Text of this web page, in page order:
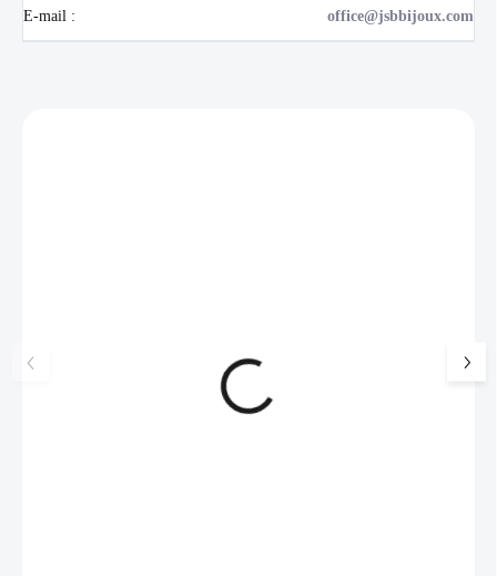
E-mail : office@jsbbijoux.com